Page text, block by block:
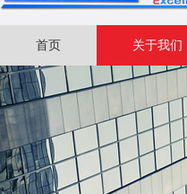
首页 关于我们